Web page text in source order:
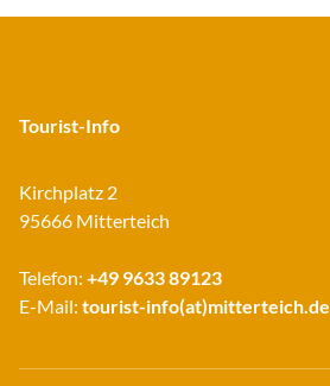
Tourist-Info
Kirchplatz 2
95666 Mitterteich
Telefon: +49 9633 89123
E-Mail: tourist-info(at)mitterteich.de